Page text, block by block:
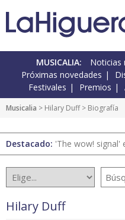
MUSICALIA: Noticias
Próximas novedades
Festivales
Premios
Musicalia > Hilary Duff> Biografía
Destacado: 'The wow! signal'
Hilary Duff